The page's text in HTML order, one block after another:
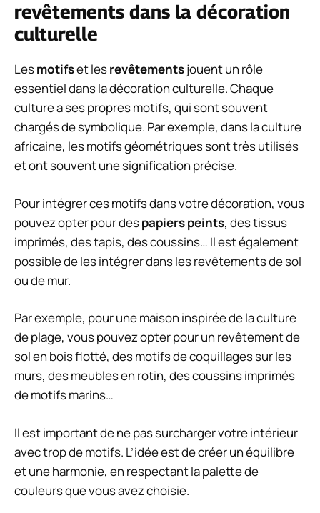
revêtements dans la décoration
culturelle
Lesmotifset lesrevêtementsjouent un rôle
essentiel dans la décoration culturelle. Chaque
culture a ses propres motifs, qui sont souvent
chargés de symbolique. Par exemple, dans la culture
africaine, les motifs géométriques sont très utilisés
et ont souvent une signification précise.
Pour intégrer ces motifs dans votre décoration, vous
pouvez opter pour despapiers peints, des tissus
imprimés, des tapis, des coussins… Il est également
possible de les intégrer dans les revêtements de sol
ou de mur.
Par exemple, pour une maison inspirée de la culture
de plage, vous pouvez opter pour un revêtement de
sol en bois flotté, des motifs de coquillages sur les
murs, des meubles en rotin, des coussins imprimés
de motifs marins…
Il est important de ne pas surcharger votre intérieur
avec trop de motifs. L’idée est de créer un équilibre
et une harmonie, en respectant la palette de
couleurs que vous avez choisie.